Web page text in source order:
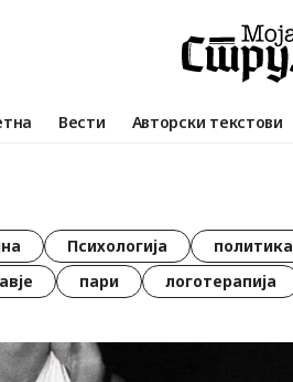
Вести Авторски текстови
Психологија политика
пари логотерапија